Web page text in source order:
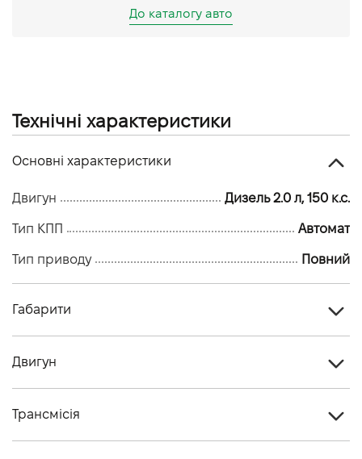
До каталогу авто
Технічні характеристики
Основні характеристики
Двигун Дизель 2.0 л, 150 к.с.
Тип КПП Автомат
Тип приводу Повний
Габарити
Кiлькiсть мiсць, шт
Двигун
Трансмісія